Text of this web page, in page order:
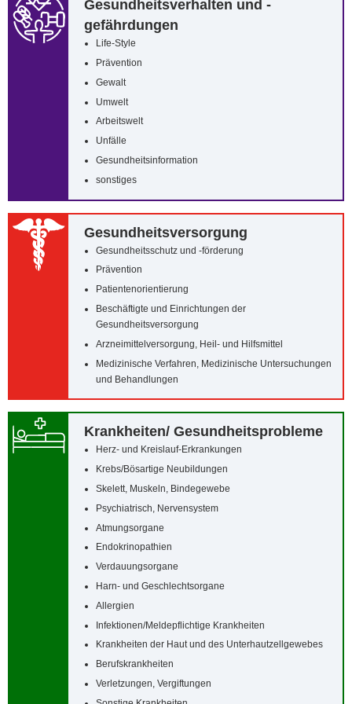
Gesundheitsverhalten und -
gefährdungen
Life-Style
Prävention
Gewalt
Umwelt
Arbeitswelt
Unfälle
Gesundheitsinformation
sonstiges
Gesundheitsversorgung
Gesundheitsschutz und -förderung
Prävention
Patientenorientierung
Beschäftigte und Einrichtungen der
Gesundheitsversorgung
Arzneimittelversorgung, Heil- und Hilfsmittel
Medizinische Verfahren, Medizinische Untersuchungen
und Behandlungen
Krankheiten/‌ Gesundheitsprobleme
Herz- und Kreislauf-Erkrankungen
Krebs/‌Bösartige Neubildungen
Skelett, Muskeln, Bindegewebe
Psychiatrisch, Nervensystem
Atmungsorgane
Endokrinopathien
Verdauungsorgane
Harn- und Geschlechtsorgane
Allergien
Infektionen/‌Meldepflichtige Krankheiten
Krankheiten der Haut und des Unterhautzellgewebes
Berufskrankheiten
Verletzungen, Vergiftungen